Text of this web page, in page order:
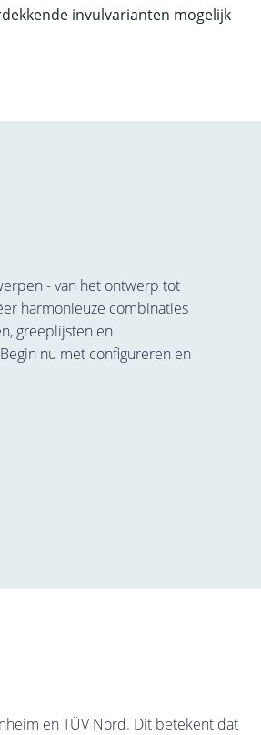
invulvarianten mogelijk
- van het ontwerp tot
harmonieuze combinaties
greeplijsten en
nu met configureren en
en TÜV Nord. Dit betekent dat